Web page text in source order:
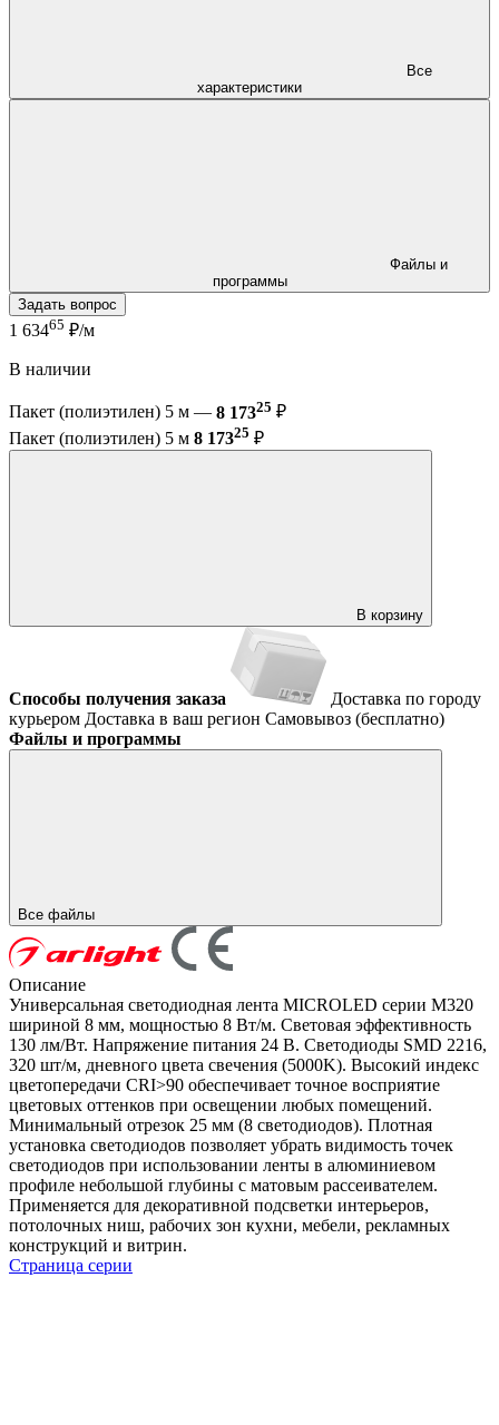
характеристики
программы
Задать вопрос
1 63465 ₽/м
В наличии
Пакет (полиэтилен) 5 м — 8 17325 ₽
Пакет (полиэтилен) 5 м 8 17325 ₽
В корзину
Способы получения заказа
Доставка по городу
курьером Доставка в ваш регион Самовывоз (бесплатно)
Файлы и программы
Все файлы
Описание
Универсальная светодиодная лента MICROLED серии M320
шириной 8 мм, мощностью 8 Вт/м. Световая эффективность
130 лм/Вт. Напряжение питания 24 В. Светодиоды SMD 2216,
320 шт/м, дневного цвета свечения (5000K). Высокий индекс
цветопередачи CRI>90 обеспечивает точное восприятие
цветовых оттенков при освещении любых помещений.
Минимальный отрезок 25 мм (8 светодиодов). Плотная
установка светодиодов позволяет убрать видимость точек
светодиодов при использовании ленты в алюминиевом
профиле небольшой глубины с матовым рассеивателем.
Применяется для декоративной подсветки интерьеров,
потолочных ниш, рабочих зон кухни, мебели, рекламных
конструкций и витрин.
Страница серии